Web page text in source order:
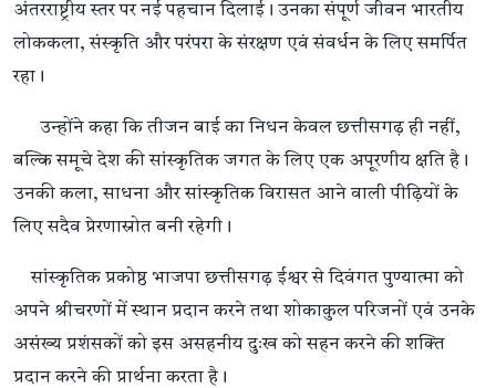
अंतरराष्ट्रीय स्तर पर नई पहचान दिलाई। उनका संपूर्ण जीवन भारतीय
लोककला, संस्कृति और परंपरा के संरक्षण एवं संवर्धन के लिए समर्पित
रहा।
उन्होंने कहा कि तीजन बाई का निधन केवल छत्तीसगढ़ ही नहीं,
बल्कि समूचे देश की सांस्कृतिक जगत के लिए एक अपूरणीय क्षति है।
उनकी कला, साधना और सांस्कृतिक विरासत आने वाली पीढ़ियों के
लिए सदैव प्रेरणास्रोत बनी रहेगी।
सांस्कृतिक प्रकोष्ठ भाजपा छत्तीसगढ़ ईश्वर से दिवंगत पुण्यात्मा को
अपने श्रीचरणों में स्थान प्रदान करने तथा शोकाकुल परिजनों एवं उनके
असंख्य प्रशंसकों को इस असहनीय दुःख को सहन करने की शक्ति
प्रदान करने की प्रार्थना करता है।